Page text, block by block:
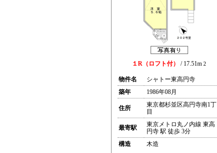
１R（ロフト付） / 17.51m 2
物件名
シャトー東高円寺
築年
1986年08月
住所
東京都杉並区高円寺南1丁
目
最寄駅
東京メトロ丸ノ内線 東高
円寺 駅 徒歩 3分
構造
木造